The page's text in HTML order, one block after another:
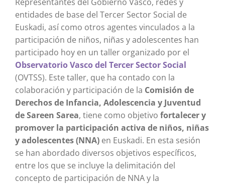
entidades de base del Tercer Sector Social de
Euskadi, así como otros agentes vinculados a la
participación de niños, niñas y adolescentes han
participado hoy en un taller organizado por el
Observatorio Vasco del Tercer Sector Social
(OVTSS). Este taller, que ha contado con la
colaboración y participación de la Comisión de
Derechos de Infancia, Adolescencia y Juventud
de Sareen Sarea, tiene como objetivo fortalecer y
promover la participación activa de niños, niñas
y adolescentes (NNA)en Euskadi. En esta sesión
se han abordado diversos objetivos específicos,
entre los que se incluye la delimitación del
concepto de participación de NNA y la